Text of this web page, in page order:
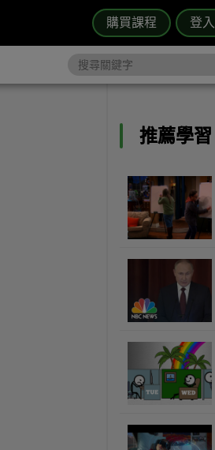
購買課程 登
推薦學習